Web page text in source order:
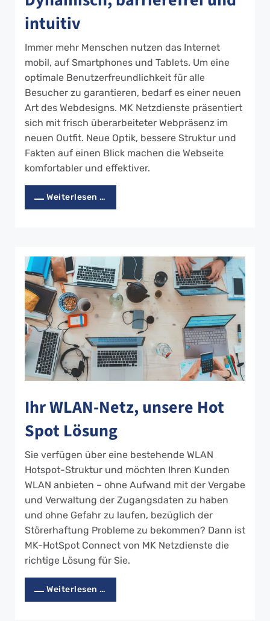
intuitiv
Immer mehr Menschen nutzen das Internet
mobil, auf Smartphones und Tablets. Um eine
optimale Benutzerfreundlichkeit für alle
Besucher zu garantieren, bedarf es einer neuen
Art des Webdesigns. MK Netzdienste präsentiert
sich mit frisch überarbeiteter Webpräsenz im
neuen Outfit. Neue Optik, bessere Struktur und
Fakten auf einen Blick machen die Webseite
komfortabler und effektiver.
Weiterlesen …
Ihr WLAN-Netz, unsere Hot
Spot Lösung
Sie verfügen über eine bestehende WLAN
Hotspot-Struktur und möchten Ihren Kunden
WLAN anbieten – ohne Aufwand mit der Vergabe
und Verwaltung der Zugangsdaten zu haben
und ohne Gefahr zu laufen, bezüglich der
Störerhaftung Probleme zu bekommen? Dann ist
MK-HotSpot Connect von MK Netzdienste die
richtige Lösung für Sie.
Weiterlesen …